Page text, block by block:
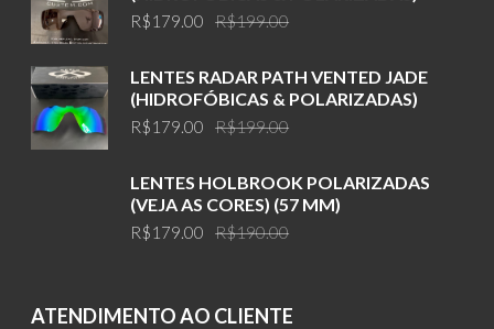
R$199.00
was:
R$199.00.
R$179.00
is:
R$179.00.
LENTES RADAR PATH VENTED JADE
(HIDROFÓBICAS & POLARIZADAS)
R$199.00
was:
R$199.00.
R$179.00
is:
R$179.00.
LENTES HOLBROOK POLARIZADAS
(VEJA AS CORES) (57 MM)
R$190.00
R$190.00.
R$179.00
R$179.00.
ATENDIMENTO AO CLIENTE